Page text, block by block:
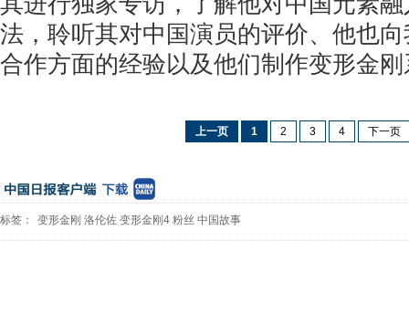
法，聆听其对中国演员的评价、他也
合作方面的经验以及他们制作变形金刚
上一页 1 2 3 4 下一页
标签： 变形金刚 洛伦佐 变形金刚4 粉丝 中国故事